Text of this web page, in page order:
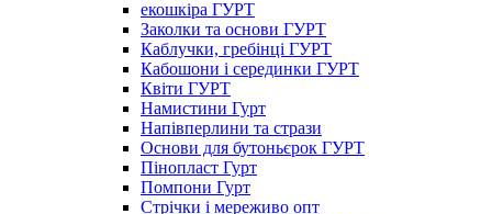
екошкіра ГУРТ
Заколки та основи ГУРТ
Каблучки, гребінці ГУРТ
Кабошони і серединки ГУРТ
Квіти ГУРТ
Намистини Гурт
Напівперлини та стрази
Основи для бутоньєрок ГУРТ
Пінопласт Гурт
Помпони Гурт
Стрічки і мереживо опт